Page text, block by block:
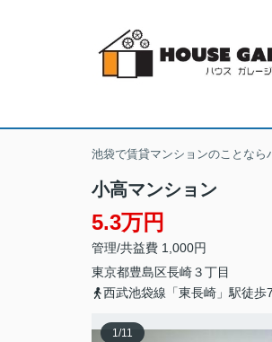
池袋で賃貸マンションのことなら
小高マンション
5.3万円
管理/共益費 1,000円
東京都豊島区長崎３丁目
西武池袋線「東長崎」駅徒歩
1/11